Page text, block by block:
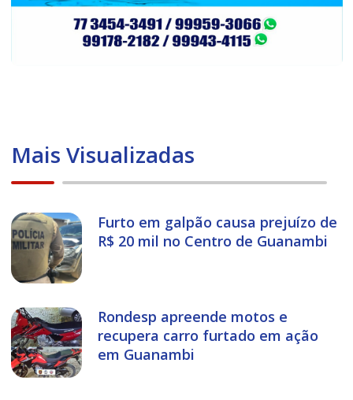
Mais Visualizadas
Furto em galpão causa prejuízo de
R$ 20 mil no Centro de Guanambi
Rondesp apreende motos e
recupera carro furtado em ação
em Guanambi